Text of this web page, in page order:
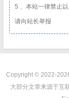
5 、本站一律禁止
请向站长举报
Copyright © 2022-
大部分文章来源于互